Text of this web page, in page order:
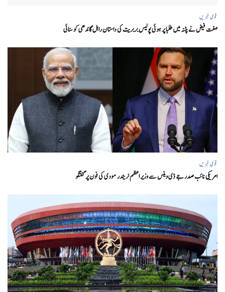
قومی خبریں
صفت فیض نے پٹنہ میں طلبا پر ہوئی پولیس بربریت کی داستان راہل گاندھی کو سنائی
قومی خبریں
امریکی نائب صدر جے ڈی وینس سے وزیر اعظم نریندر مودی کی فون پر گفتگو